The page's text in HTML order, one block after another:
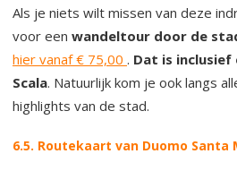
Als je niets wilt missen van deze
voor een wandeltour door de
hier vanaf € 75,00 . Dat is
Scala. Natuurlijk kom je ook langs
highlights van de stad.
6.5. Routekaart van Duomo Santa